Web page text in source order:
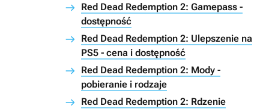
Red Dead Redemption 2: Gamepass -
dostępność
Red Dead Redemption 2: Ulepszenie na
PS5 - cena i dostępność
Red Dead Redemption 2: Mody -
pobieranie i rodzaje
Red Dead Redemption 2: Rdzenie